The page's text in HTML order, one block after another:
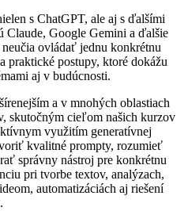
s ChatGPT, ale aj s ďalšími
Claude, Google Gemini a ďalšie
ovládať jednu konkrétnu
praktické postupy, ktoré dokážu
aj v budúcnosti.
a v mnohých oblastiach
skutočným cieľom našich kurzov
využitím generatívnej
kvalitné prompty, rozumieť
správny nástroj pre konkrétnu
pri tvorbe textov, analýzach,
automatizáciách aj riešení